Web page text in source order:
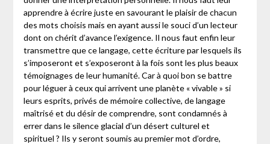
apprendre à écrire juste en savourant le plaisir de chacun
des mots choisis mais en ayant aussi le souci d’un lecteur
dont on chérit d’avance l’exigence. Il nous faut enfin leur
transmettre que ce langage, cette écriture par lesquels ils
s’imposeront et s’exposeront à la fois sont les plus beaux
témoignages de leur humanité. Car à quoi bon se battre
pour léguer à ceux qui arrivent une planète « vivable » si
leurs esprits, privés de mémoire collective, de langage
maîtrisé et du désir de comprendre, sont condamnés à
errer dans le silence glacial d’un désert culturel et
spirituel ? Ils y seront soumis au premier mot d’ordre,